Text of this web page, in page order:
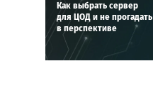
Как выбрать сервер
для ЦОД и не прогадать
в перспективе